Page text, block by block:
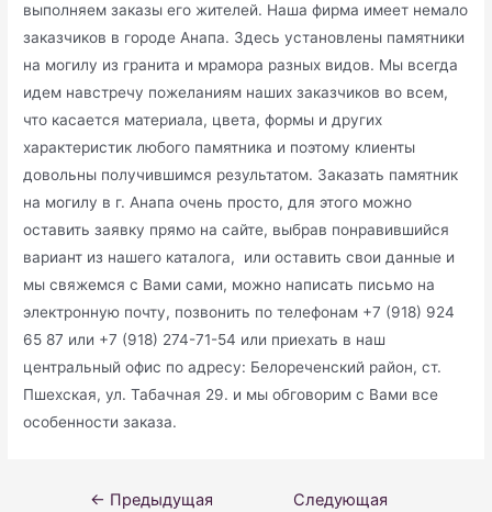
выполняем заказы его жителей. Наша фирма имеет немало
заказчиков в городе Анапа. Здесь установлены памятники
на могилу из гранита и мрамора разных видов. Мы всегда
идем навстречу пожеланиям наших заказчиков во всем,
что касается материала, цвета, формы и других
характеристик любого памятника и поэтому клиенты
довольны получившимся результатом. Заказать памятник
на могилу в г. Анапа очень просто, для этого можно
оставить заявку прямо на сайте, выбрав понравившийся
вариант из нашего каталога, или оставить свои данные и
мы свяжемся с Вами сами, можно написать письмо на
электронную почту, позвонить по телефонам +7 (918) 924
65 87 или +7 (918) 274-71-54 или приехать в наш
центральный офис по адресу: Белореченский район, ст.
Пшехская, ул. Табачная 29. и мы обговорим с Вами все
особенности заказа.
Навигация
← Предыдущая
Следующая